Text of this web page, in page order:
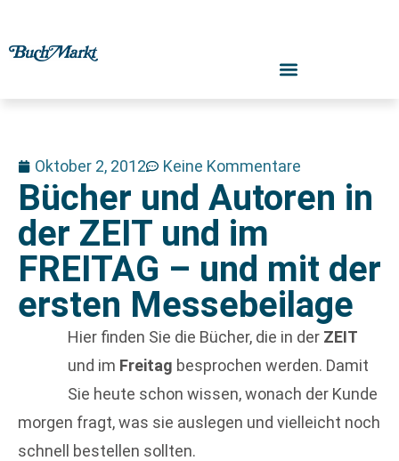
Oktober 2, 2012 Keine Kommentare
Bücher und Autoren in
der ZEIT und im
FREITAG – und mit der
ersten Messebeilage
Hier finden Sie die Bücher, die in der ZEIT
und im Freitag besprochen werden. Damit
Sie heute schon wissen, wonach der Kunde
morgen fragt, was sie auslegen und vielleicht noch
schnell bestellen sollten.